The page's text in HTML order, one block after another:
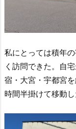
私にとっては積年
く訪問できた。自
宿・大宮・宇都宮
時間半掛けて移動し